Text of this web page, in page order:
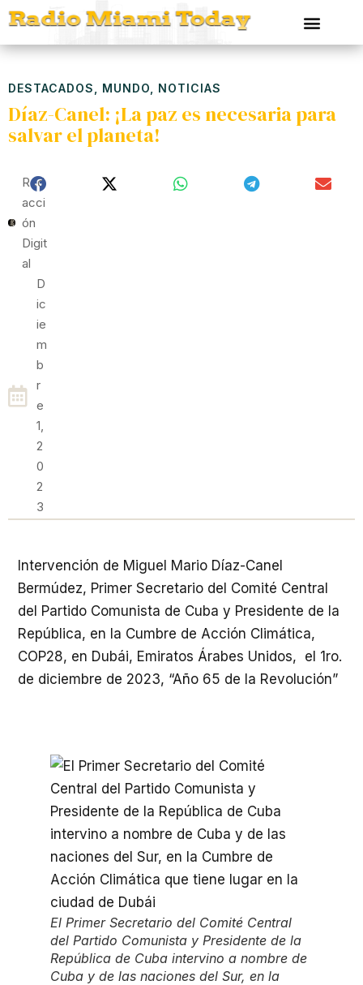
DESTACADOS MUNDO NOTICIAS
Díaz-Canel: ¡La paz es necesaria para
salvar el planeta!
Red
Acci
Ón
Digit
Al
D
Ic
Ie
M
B
R
E
1,
2
0
2
3
Intervención de Miguel Mario Díaz-Canel
Bermúdez, Primer Secretario del Comité Central
del Partido Comunista de Cuba y Presidente de la
República, en la Cumbre de Acción Climática,
COP28, en Dubái, Emiratos Árabes Unidos, el 1ro.
de diciembre de 2023, “Año 65 de la Revolución”
El Primer Secretario del Comité Central
del Partido Comunista y Presidente de la
República de Cuba intervino a nombre de
Cuba y de las naciones del Sur, en la